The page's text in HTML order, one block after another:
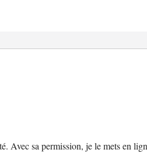
Avec sa permission, je le mets en